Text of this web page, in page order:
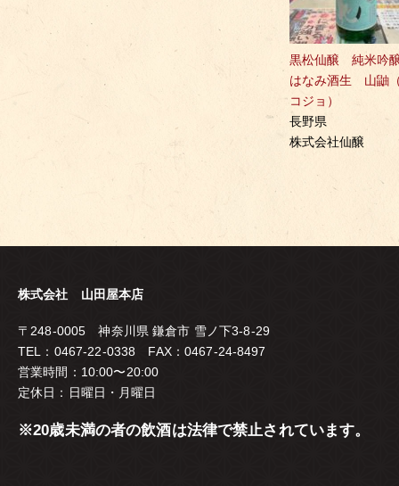
黒松仙醸 純米
はなみ酒生 山鼬
コジョ）
長野県
株式会社仙醸
株式会社 山田屋本店
〒248-0005 神奈川県 鎌倉市 雪ノ下3-8-29
TEL：0467-22-0338 FAX：0467-24-8497
営業時間：10:00〜20:00
定休日：日曜日・月曜日
※20歳未満の者の飲酒は法律で禁止されています。